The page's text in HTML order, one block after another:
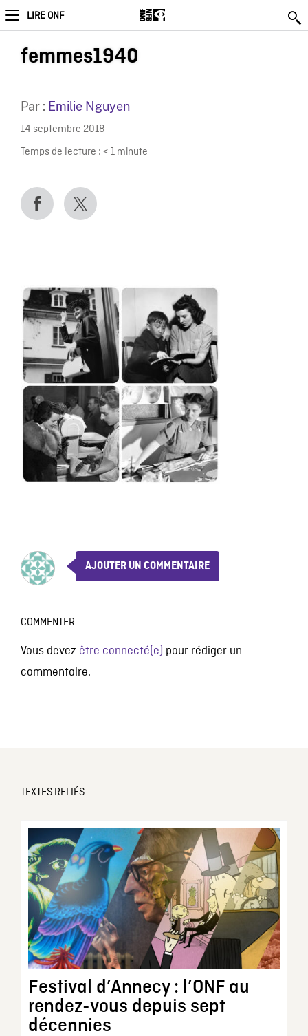
LIRE ONF
femmes1940
Par : Emilie Nguyen
14 septembre 2018
Temps de lecture : < 1 minute
AJOUTER UN COMMENTAIRE
COMMENTER
Vous devez être connecté(e) pour rédiger un
commentaire.
TEXTES RELIÉS
Festival d’Annecy : l’ONF au
rendez-vous depuis sept
décennies